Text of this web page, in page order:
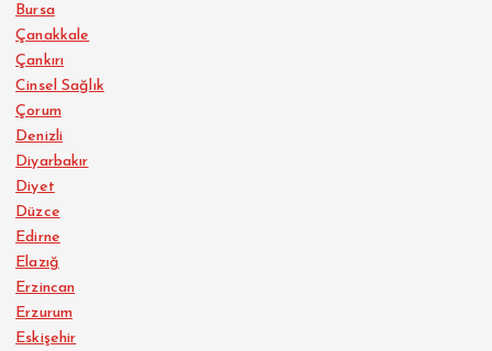
Bursa
Çanakkale
Çankırı
Cinsel Sağlık
Çorum
Denizli
Diyarbakır
Diyet
Düzce
Edirne
Elazığ
Erzincan
Erzurum
Eskişehir